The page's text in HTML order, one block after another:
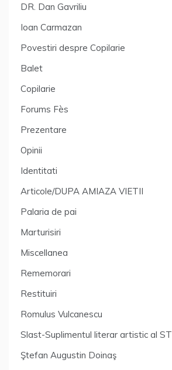
DR. Dan Gavriliu
Ioan Carmazan
Povestiri despre Copilarie
Balet
Copilarie
Forums Fès
Prezentare
Opinii
Identitati
Articole/DUPA AMIAZA VIETII
Palaria de pai
Marturisiri
Miscellanea
Rememorari
Restituiri
Romulus Vulcanescu
Slast-Suplimentul literar artistic al ST
Ştefan Augustin Doinaş